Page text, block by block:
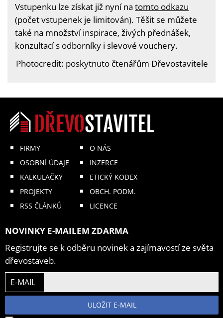
Vstupenku lze získat již nyní na tomto odkazu
(počet vstupenek je limitován). Těšit se můžete
také na množství inspirace, živých přednášek,
konzultací s odborníky i slevové vouchery.
Photocredit: poskytnuto čtenářům Dřevostavitele
FIRMY
OSOBNÍ ÚDAJE
KALKULAČKY
PROJEKTY
RSS ČLÁNKŮ
O NÁS
INZERCE
ETICKÝ KODEX
OBCH. PODM.
LICENCE
NOVINKY E-MAILEM ZDARMA
Registrujte se k odběru novinek a zajímavostí ze světa
dřevostaveb.
E-MAIL
ULOŽIT E-MAIL